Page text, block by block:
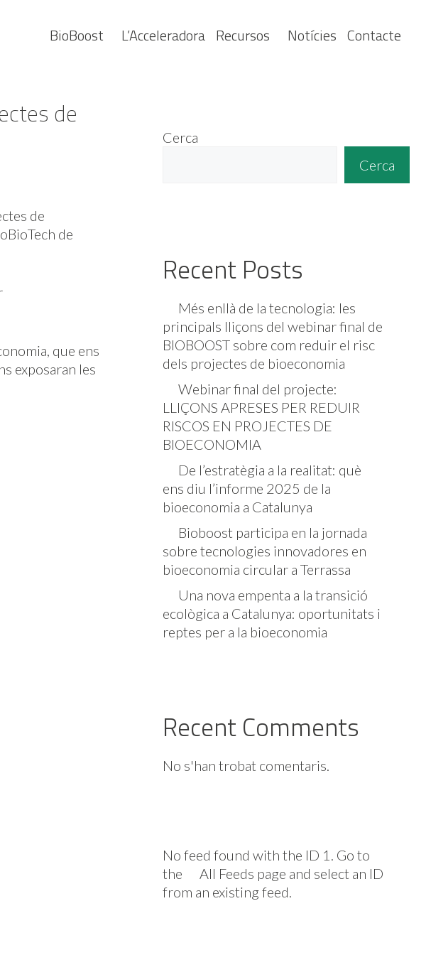
BioBoost L’Acceleradora Recursos Notícies Contacte
de
de
de
que ens
exposaran les
Cerca
Cerca
Recent Posts
Més enllà de la tecnologia: les
principals lliçons del webinar final de
BIOBOOST sobre com reduir el risc
dels projectes de bioeconomia
Webinar final del projecte:
LLIÇONS APRESES PER REDUIR
RISCOS EN PROJECTES DE
BIOECONOMIA
De l’estratègia a la realitat: què
ens diu l’informe 2025 de la
bioeconomia a Catalunya
Bioboost participa en la jornada
sobre tecnologies innovadores en
bioeconomia circular a Terrassa
Una nova empenta a la transició
ecològica a Catalunya: oportunitats i
reptes per a la bioeconomia
Recent Comments
No s'han trobat comentaris.
No feed found with the ID 1. Go to
the
All Feeds page and select an ID
from an existing feed.